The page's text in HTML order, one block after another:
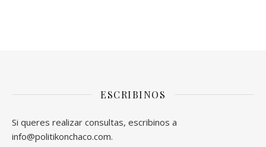
ESCRIBINOS
Si queres realizar consultas, escribinos a
info@politikonchaco.com.